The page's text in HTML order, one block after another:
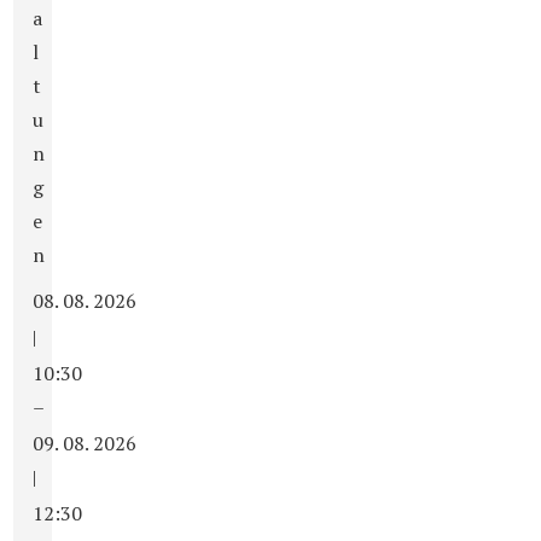
a
l
t
u
n
g
e
n
08. 08. 2026
|
10:30
–
09. 08. 2026
|
12:30